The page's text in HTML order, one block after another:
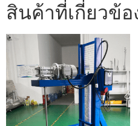
สินค้าที่เกี่ยวข้อ